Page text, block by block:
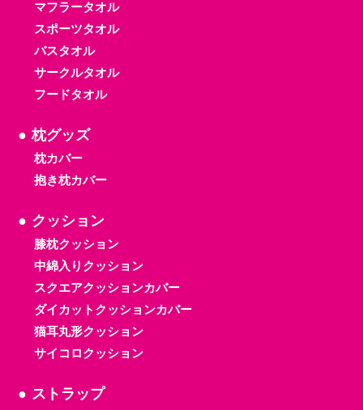
マフラータオル
スポーツタオル
バスタオル
サークルタオル
フードタオル
枕グッズ
枕カバー
抱き枕カバー
クッション
膝枕クッション
中綿入りクッション
スクエアクッションカバー
ダイカットクッションカバー
猫耳丸形クッション
サイコロクッション
ストラップ